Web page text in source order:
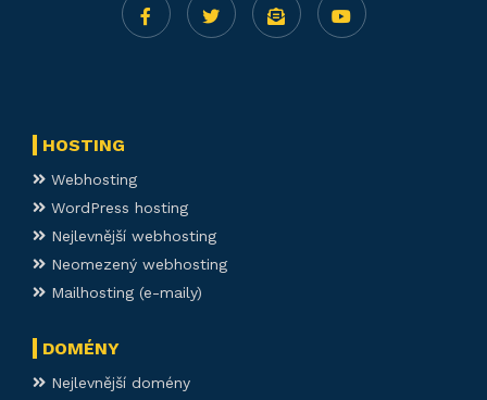
HOSTING
Webhosting
WordPress hosting
Nejlevnější webhosting
Neomezený webhosting
Mailhosting (e-maily)
DOMÉNY
Nejlevnější domény